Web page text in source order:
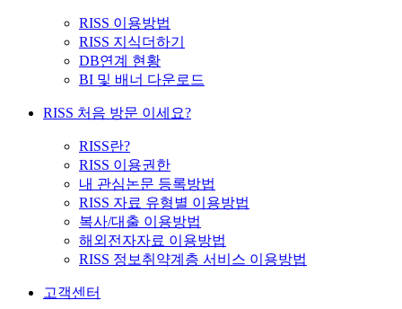
RISS 이용방법
RISS 지식더하기
DB연계 현황
BI 및 배너 다운로드
RISS 처음 방문 이세요?
RISS란?
RISS 이용권한
내 관심논문 등록방법
RISS 자료 유형별 이용방법
복사/대출 이용방법
해외전자자료 이용방법
RISS 정보취약계층 서비스 이용방법
고객센터